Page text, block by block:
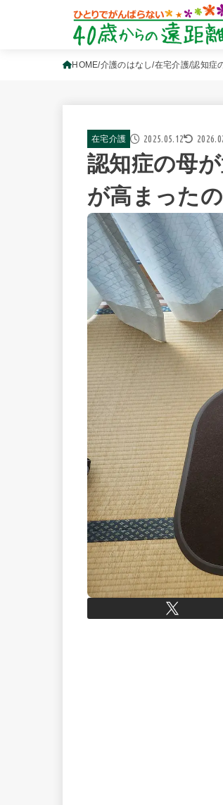
HOME 介護のはなし 在宅介護 認知症
在宅介護 2025.05.12
認知症の母
が高まった